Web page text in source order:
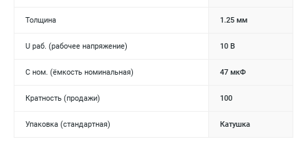
Толщина 1.25 мм
U раб. (рабочее напряжение) 10 В
C ном. (ёмкость номинальная) 47 мкФ
Кратность (продажи) 100
Упаковка (стандартная) Катушка